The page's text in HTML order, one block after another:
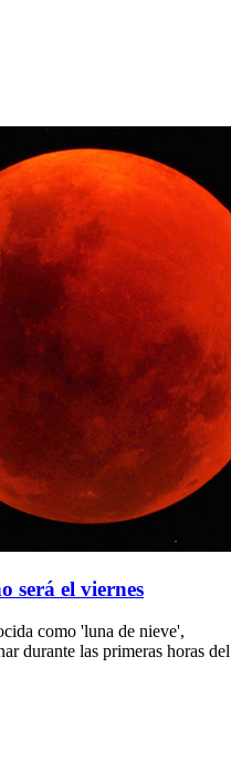
será el viernes
como 'luna de nieve',
durante las primeras horas del